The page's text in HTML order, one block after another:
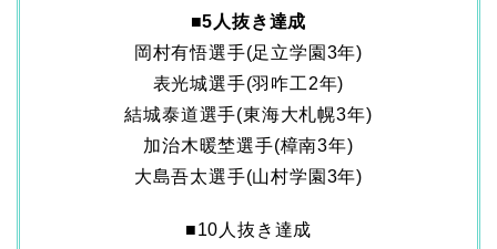
■5人抜き達成
岡村有悟選手(足立学園3年)
表光城選手(羽咋工2年)
結城泰道選手(東海大札幌3年)
加治木暖埜選手(樟南3年)
大島吾太選手(山村学園3年)
■10人抜き達成